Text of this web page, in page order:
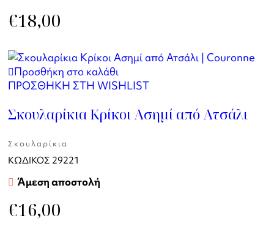
€18,00
Προσθήκη στο καλάθι
ΠΡΟΣΘΗΚΗ ΣΤΗ WISHLIST
Σκουλαρίκια Κρίκοι Ασημί από Ατσάλι
Σκουλαρίκια
ΚΩΔΙΚΟΣ 29221
Άμεση αποστολή
€16,00